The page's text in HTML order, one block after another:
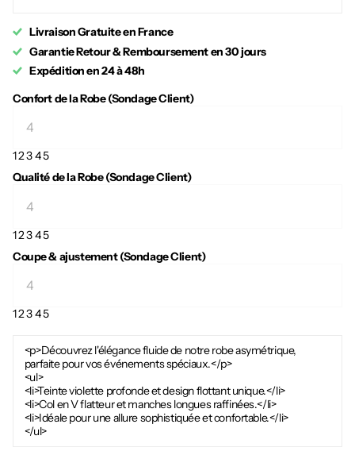
Livraison Gratuite en France
Garantie Retour & Remboursement en 30 jours
Expédition en 24 à 48h
Confort de la Robe (Sondage Client)
12345
Qualité de la Robe (Sondage Client)
12345
Coupe & ajustement (Sondage Client)
12345
<p>Découvrez l'élégance fluide de notre robe asymétrique,
parfaite pour vos événements spéciaux.</p>
<ul>
<li>Teinte violette profonde et design flottant unique.</li>
<li>Col en V flatteur et manches longues raffinées.</li>
<li>Idéale pour une allure sophistiquée et confortable.</li>
</ul>